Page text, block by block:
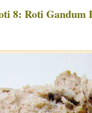
8: Roti